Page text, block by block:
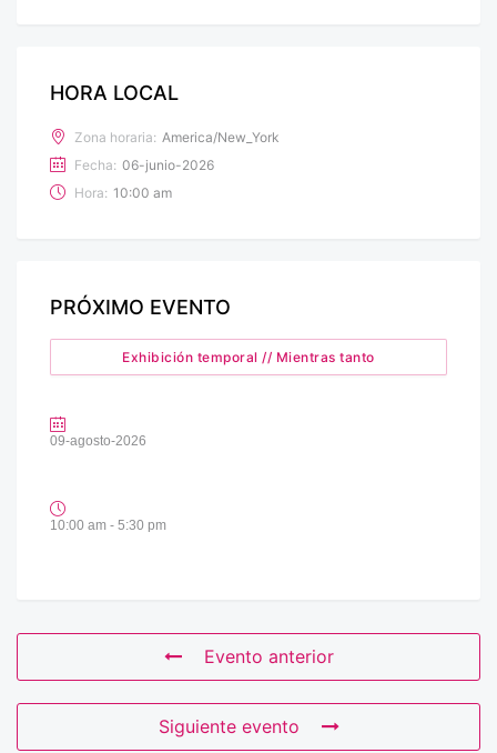
HORA LOCAL
Zona horaria: America/New_York
Fecha: 06-junio-2026
Hora: 10:00 am
PRÓXIMO EVENTO
Exhibición temporal // Mientras tanto
09-agosto-2026
10:00 am - 5:30 pm
Evento anterior
Siguiente evento